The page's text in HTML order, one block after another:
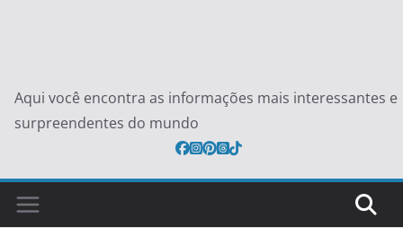
Aqui você encontra as informações mais interessantes e
surpreendentes do mundo